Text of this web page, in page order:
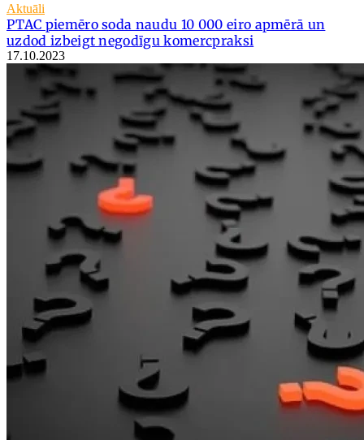
Aktuāli
PTAC piemēro soda naudu 10 000 eiro apmērā un
uzdod izbeigt negodīgu komercpraksi
17.10.2023